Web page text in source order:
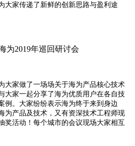
大家传递了新鲜的创新思路与盈利途
家做了一场场关于海为产品核心技术
大家一起分享了海为优质用户在各自技
例。大家纷纷表示海为终于来到身边
为产品及技术，又有资深技术工程师现
奖活动！每个城市的会议现场大家相互